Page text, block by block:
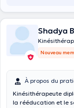
Shadya
Nouveau
À propos du
Kinésithérapeute
la rééducation et le